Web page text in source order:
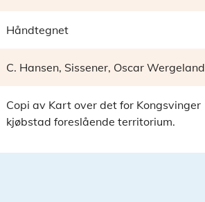
Håndtegnet
C. Hansen, Sissener, Oscar Wergeland
Copi av Kart over det for Kongsvinger
kjøbstad foreslående territorium.